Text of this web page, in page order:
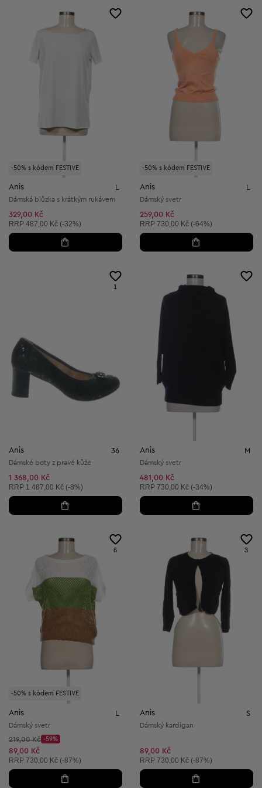
-50% s kódem FESTIVE
Anis
Dámská blůzka s krátkým rukávem
329,00 Kč
Doporučená cena:
RRP 487,00 Kč (-32%)
-50% s kódem FESTIVE
Anis
Dámský svetr
259,00 Kč
Doporučená cena:
RRP 730,00 Kč (-64%)
1
Anis 36
Dámské boty z pravé kůže
1 368,00 Kč
Doporučená cena:
RRP 1 487,00 Kč (-8%)
Anis M
Dámský svetr
481,00 Kč
Doporučená cena:
RRP 730,00 Kč (-34%)
-50% s kódem FESTIVE
6
Anis L
Dámský svetr
Původní cena:
219,00 Kč
Discount Price:
-59%
Snížená cena:
89,00 Kč
Doporučená cena:
RRP 730,00 Kč (-87%)
3
Anis S
Dámský kardigan
89,00 Kč
Doporučená cena:
RRP 730,00 Kč (-87%)